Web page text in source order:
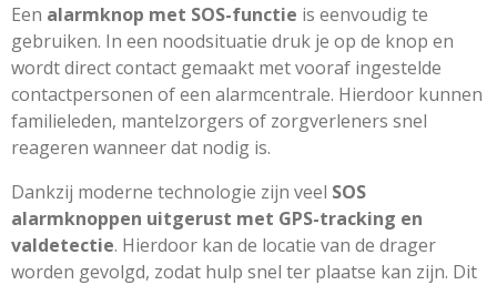
Een alarmknop met SOS-functie is eenvoudig te
gebruiken. In een noodsituatie druk je op de knop en
wordt direct contact gemaakt met vooraf ingestelde
contactpersonen of een alarmcentrale. Hierdoor kunnen
familieleden, mantelzorgers of zorgverleners snel
reageren wanneer dat nodig is.
Dankzij moderne technologie zijn veel SOS
alarmknoppen uitgerust met GPS-tracking en
valdetectie. Hierdoor kan de locatie van de drager
worden gevolgd, zodat hulp snel ter plaatse kan zijn. Dit